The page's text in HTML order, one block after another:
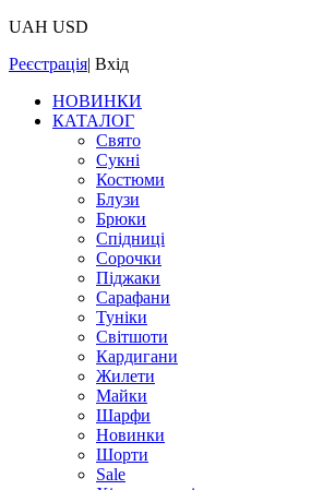
UAH USD
Реєстрація| Вхід
НОВИНКИ
КАТАЛОГ
Свято
Сукні
Костюми
Блузи
Брюки
Спідниці
Сорочки
Піджаки
Сарафани
Туніки
Світшоти
Кардигани
Жилети
Майки
Шарфи
Новинки
Шорти
Sale